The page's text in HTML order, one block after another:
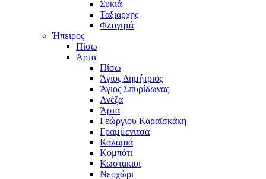
Συκιά
Ταξιάρχης
Φλογητά
Ήπειρος
Πίσω
Άρτα
Πίσω
Άγιος Δημήτριος
Άγιος Σπυρίδωνας
Ανέζα
Άρτα
Γεώργιου Καραϊσκάκη
Γραμμενίτσα
Καλαμιά
Κομπότι
Κωστακιοί
Νεοχώρι